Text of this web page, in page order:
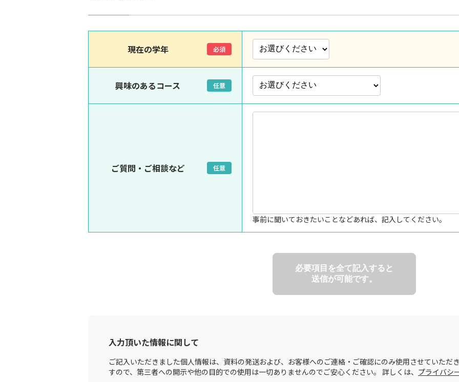
現在の学年 必須
興味のあるコース 任意
ご質問・ご相談など 任意
事前に聞いておきたいことなどあれば、記入してください。
必要項目を全て記入すると
送信が可能です。
入力頂いた情報に関して
ご記入いただきました個人情報は、資料の発送および、お客様へのご連絡・ご確認にのみ使用させていただ
すので、第三者への開示や他の目的での使用は一切ありませんのでご安心ください。 詳しくは、 プライバシ